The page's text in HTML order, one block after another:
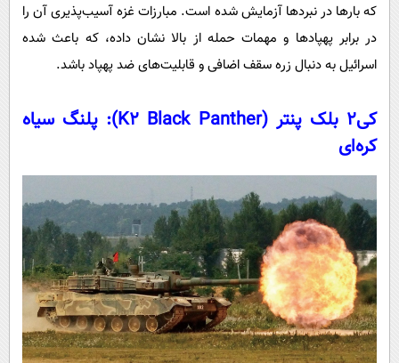
که بارها در نبردها آزمایش شده است. مبارزات غزه آسیب‌پذیری آن را
در برابر پهپادها و مهمات حمله از بالا نشان داده، که باعث شده
اسرائیل به دنبال زره سقف اضافی و قابلیت‌های ضد پهپاد باشد.
کی۲ بلک پنتر (K2 Black Panther): پلنگ سیاه
کره‌ای